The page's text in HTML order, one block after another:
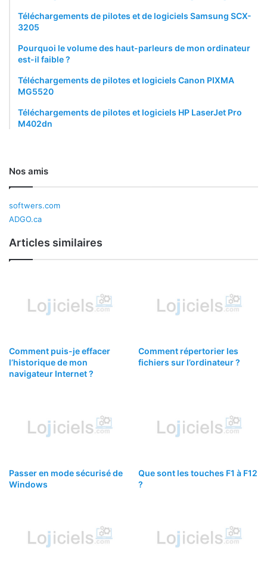
Téléchargements de pilotes et de logiciels Samsung SCX-
3205
Pourquoi le volume des haut-parleurs de mon ordinateur
est-il faible ?
Téléchargements de pilotes et logiciels Canon PIXMA
MG5520
Téléchargements de pilotes et logiciels HP LaserJet Pro
M402dn
Nos amis
softwers.com
ADGO.ca
Articles similaires
Comment puis-je effacer
l’historique de mon
navigateur Internet ?
Comment répertorier les
fichiers sur l’ordinateur ?
Passer en mode sécurisé de
Windows
Que sont les touches F1 à F12
?